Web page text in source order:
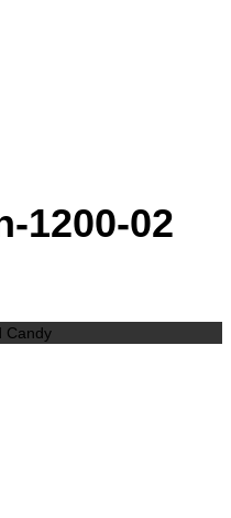
1200-02
Candy